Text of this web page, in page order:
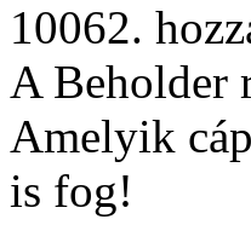
10062.
A Beholder
Amelyik
is fog!